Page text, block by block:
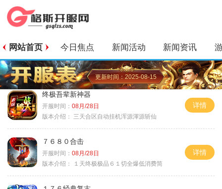
网站首页 今日焦点 新闻活动 新闻资讯
更新时间：2025-08-15
终极吾辈新神器
开服时间： 08月/28日
版本介绍：
三天合区自动挂机浑源渾源斩仙
详情
７６８０合击
开服时间： 08月/28日
版本介绍：
１天终极极品６１切全爆低消费简
详情